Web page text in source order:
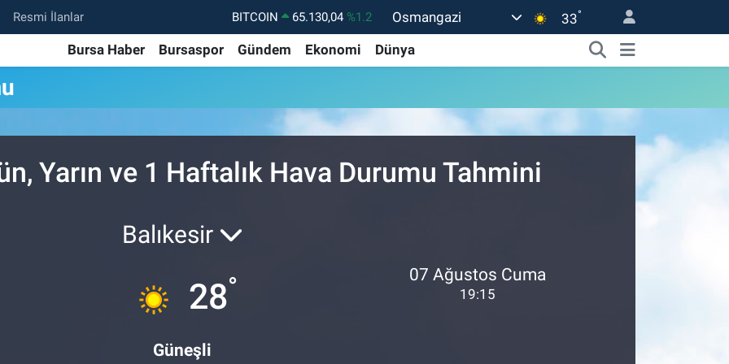
Resmi İlanlar BITCOIN 65.130,04 %1.2
DOLAR
47,7106 %0.17
STERLİN
64,4046 %0.35
GRAM ALTIN
6618.49 %2.12
BİST100
13.773 %-19
Osmangazi 33°
Bursa Haber Bursaspor Gündem Ekonomi Dünya
Yarın ve 1 Haftalık Hava Durumu Tahmini
Balıkesir
28°
Güneşli
07 Ağustos Cuma
19:15